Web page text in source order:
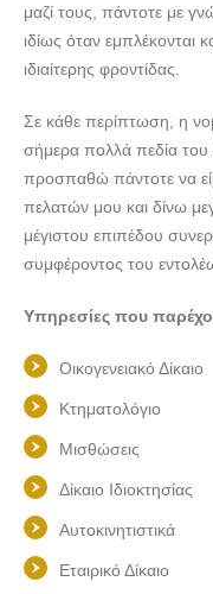
μαζί τους, πάντοτε με
ιδίως όταν εμπλέκονται
ιδιαίτερης φροντίδας.
Σε κάθε περίπτωση, η
σήμερα πολλά πεδία του
προσπαθώ πάντοτε να
πελατών μου και δίνω
μέγιστου επιπέδου
συμφέροντος του
Υπηρεσίες που
Οικογενειακό Δίκαιο
Κτηματολόγιο
Μισθώσεις
Δίκαιο Ιδιοκτησίας
Αυτοκινητιστικά
Εταιρικό Δίκαιο